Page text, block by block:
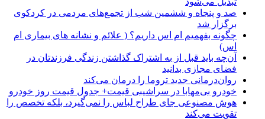
صد و پنجاه‌ و ششمین شب از تجمع‌های مردمی در کردکوی
برگزار شد
چگونه بفهمیم ام اس داریم؟ ( علائم و نشانه های بیماری ام
اس)
آن‌چه باید قبل از به اشتراک گذاشتن زندگی فرزندتان در
فضای مجازی بدانید
روان‌درمانی جدید تروما را درمان می‌کند
خودرو بی‌مهابا در سراشیبی قیمت+ جدول قیمت روز خودرو
هوش مصنوعی جای طراح لباس را نمی‌گیرد، بلکه تخصص را
تقویت می‌کند